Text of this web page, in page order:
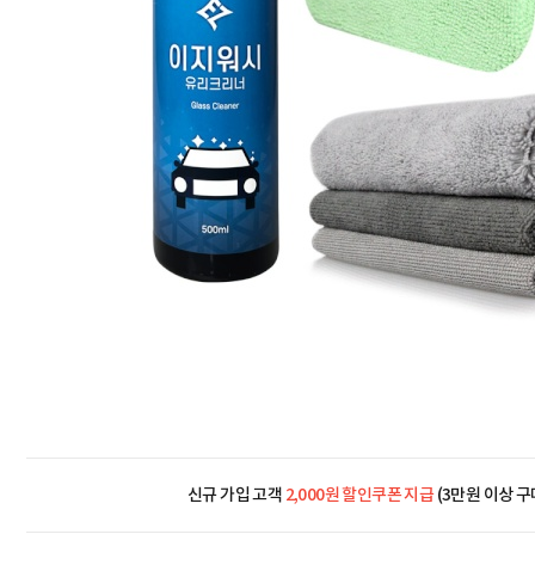
신규 가입 고객 2,000원 할인쿠폰 지급(3만원 이상 구